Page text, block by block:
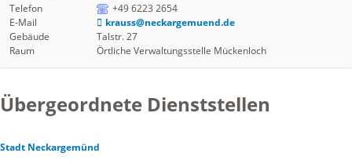
Telefon
+49 6223 2654
E-Mail
krauss@neckargemuend.de
Gebäude
Talstr. 27
Raum
Örtliche Verwaltungsstelle Mückenloch
Übergeordnete Dienststellen
Stadt Neckargemünd